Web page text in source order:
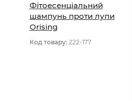
Фітоесенціальний
шампунь проти лупи
Orising
Код товару: 222-177